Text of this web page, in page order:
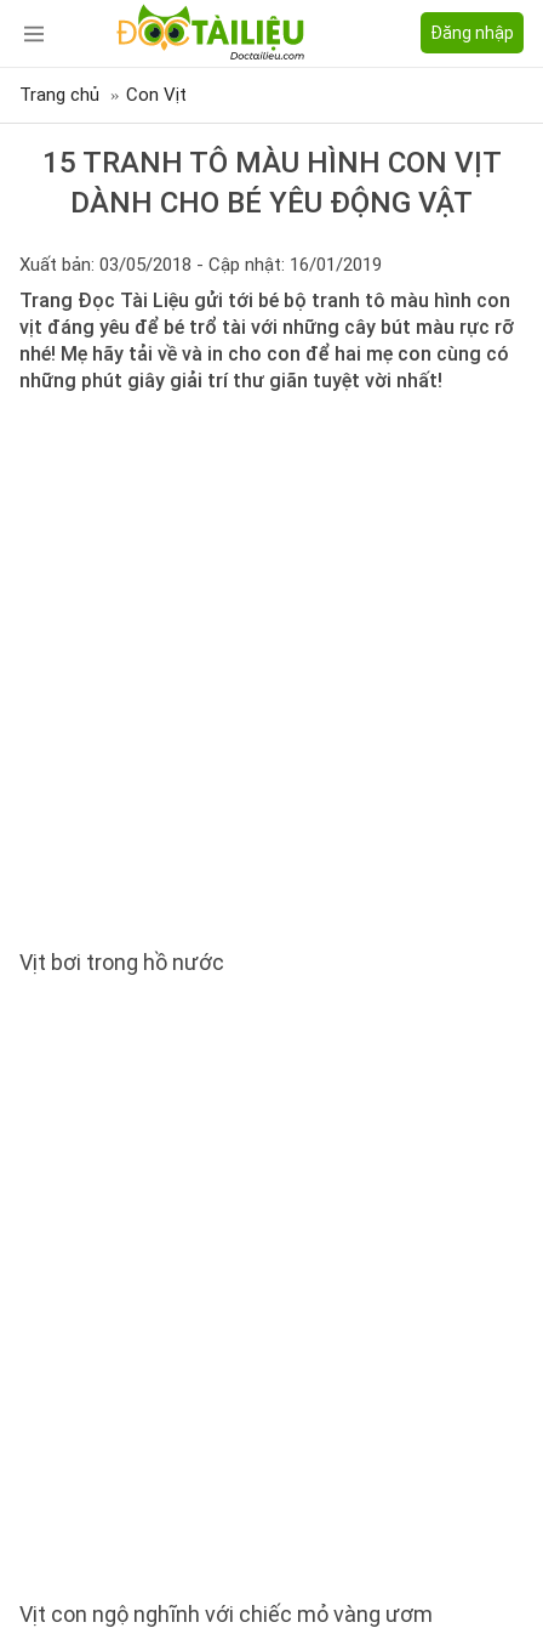
Đăng nhập
Trang chủ Con Vịt
15 TRANH TÔ MÀU HÌNH CON VỊT
DÀNH CHO BÉ YÊU ĐỘNG VẬT
Xuất bản: 03/05/2018 - Cập nhật: 16/01/2019
Trang Đọc Tài Liệu gửi tới bé bộ tranh tô màu hình con
vịt đáng yêu để bé trổ tài với những cây bút màu rực rỡ
nhé! Mẹ hãy tải về và in cho con để hai mẹ con cùng có
những phút giây giải trí thư giãn tuyệt vời nhất!
Vịt bơi trong hồ nước
Vịt con ngộ nghĩnh với chiếc mỏ vàng ươm